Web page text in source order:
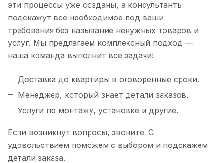
эти процессы уже созданы, а консультанты
подскажут все необходимое под ваши
требования без называние ненужных товаров и
услуг. Мы предлагаем комплексный подход —
наша команда выполнит все задачи!
Доставка до квартиры в оговоренные сроки.
Менеджер, который знает детали заказов.
Услуги по монтажу, установке и другие.
Если возникнут вопросы, звоните. С
удовольствием поможем с выбором и подскажем
детали заказа.